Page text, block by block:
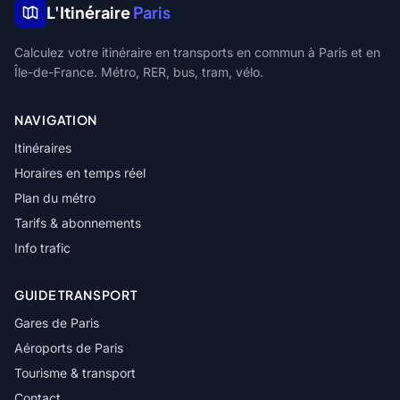
L'ItinéraireParis
Calculez votre itinéraire en transports en commun à Paris et en
Île-de-France. Métro, RER, bus, tram, vélo.
NAVIGATION
Itinéraires
Horaires en temps réel
Plan du métro
Tarifs & abonnements
Info trafic
GUIDE TRANSPORT
Gares de Paris
Aéroports de Paris
Tourisme & transport